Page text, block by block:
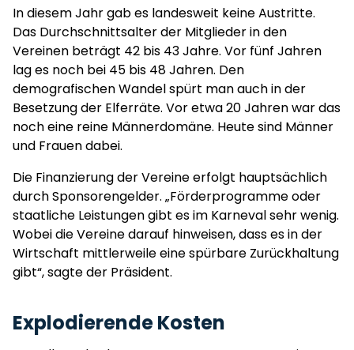
In diesem Jahr gab es landesweit keine Austritte.
Das Durchschnittsalter der Mitglieder in den
Vereinen beträgt 42 bis 43 Jahre. Vor fünf Jahren
lag es noch bei 45 bis 48 Jahren. Den
demografischen Wandel spürt man auch in der
Besetzung der Elferräte. Vor etwa 20 Jahren war das
noch eine reine Männerdomäne. Heute sind Männer
und Frauen dabei.
Die Finanzierung der Vereine erfolgt hauptsächlich
durch Sponsorengelder. „Förderprogramme oder
staatliche Leistungen gibt es im Karneval sehr wenig.
Wobei die Vereine darauf hinweisen, dass es in der
Wirtschaft mittlerweile eine spürbare Zurückhaltung
gibt“, sagte der Präsident.
Explodierende Kosten